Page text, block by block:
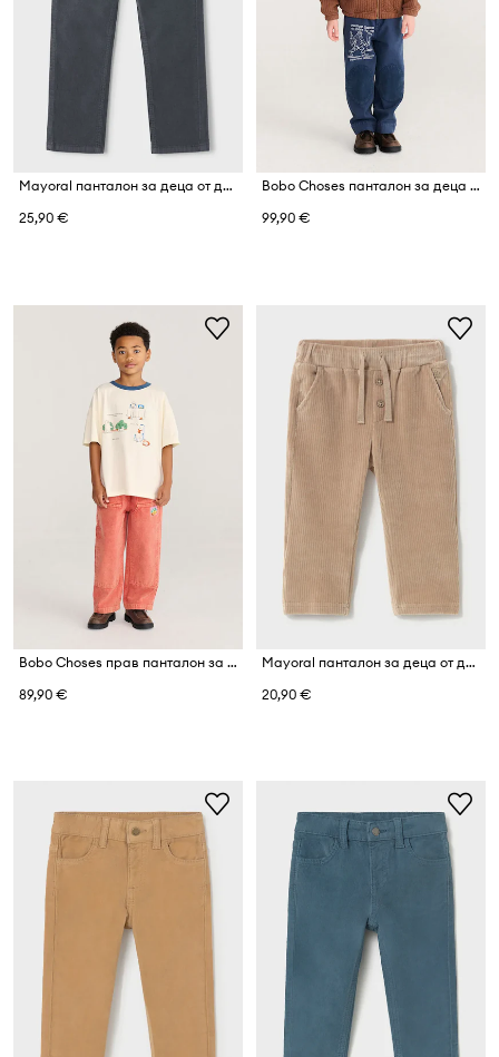
Mayoral панталон за деца от джинс
25,90 €
Bobo Choses панталон за деца от памук Mr. Footish
99,90 €
Bobo Choses прав панталон за деца от памук
89,90 €
Mayoral панталон за деца от джинс
20,90 €